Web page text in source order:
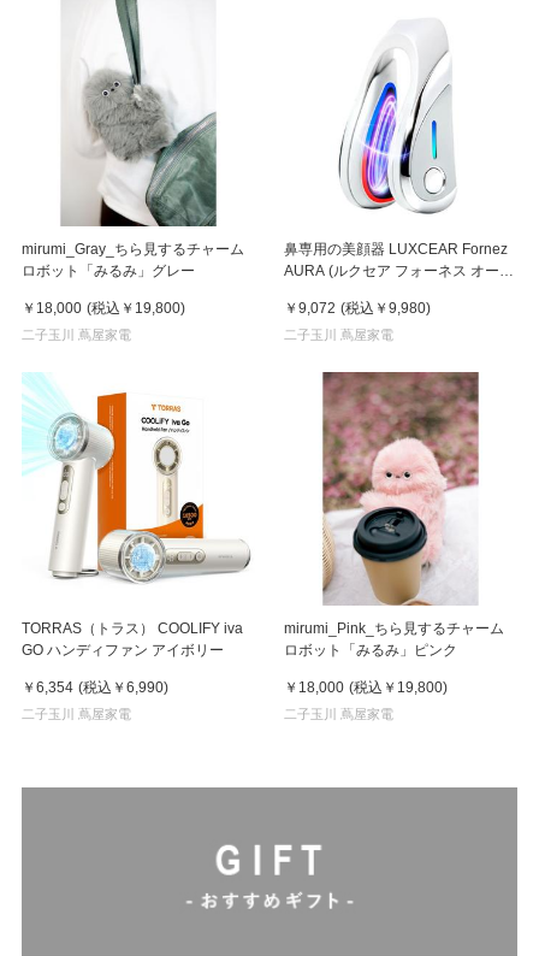
mirumi_Gray_ちら見するチャーム
ロボット「みるみ」グレー
￥18,000 (税込 ￥19,800)
二子玉川 蔦屋家電
鼻専用の美顔器 LUXCEAR Fornez
AURA (ルクセア フォーネス オー
￥9,072 (税込 ￥9,980)
二子玉川 蔦屋家電
TORRAS（トラス） COOLIFY iva
GO ハンディファン アイボリー
￥6,354 (税込 ￥6,990)
二子玉川 蔦屋家電
mirumi_Pink_ちら見するチャーム
ロボット「みるみ」ピンク
￥18,000 (税込 ￥19,800)
二子玉川 蔦屋家電